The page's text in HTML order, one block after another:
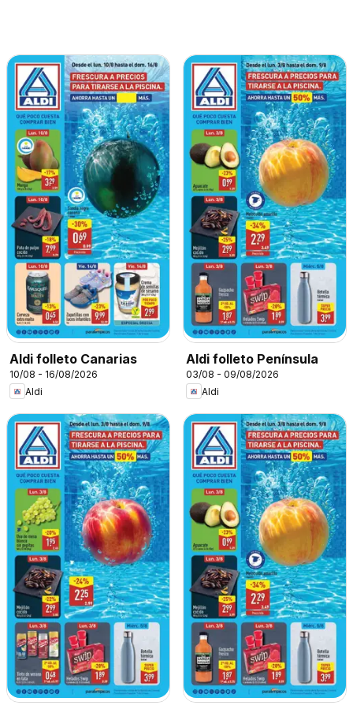
Aldi folleto Canarias
10/08 - 16/08/2026
Aldi
Aldi folleto Península
03/08 - 09/08/2026
Aldi